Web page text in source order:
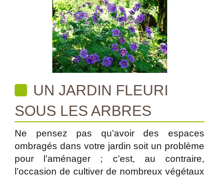
UN JARDIN FLEURI
SOUS LES ARBRES
Ne pensez pas qu’avoir des espaces
ombragés dans votre jardin soit un problème
pour l’aménager ; c’est, au contraire,
l’occasion de cultiver de nombreux végétaux